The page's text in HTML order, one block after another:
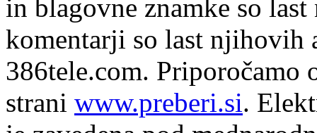
in blagovne znamke so
komentarji so last njihovih
386tele.com. Priporočamo
strani www.preberi.si.